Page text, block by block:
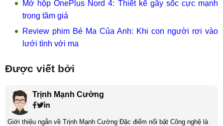
Mở hộp OnePlus Nord 4: Thiết kế gây sốc cực mạnh
trong tầm giá
Review phim Bé Ma Của Anh: Khi con người rơi vào
lưới tình với ma
Được viết bởi
Trịnh Mạnh Cường
Giới thiệu ngắn về Trịnh Mạnh Cường Đặc điểm nổi bật Công nghệ là